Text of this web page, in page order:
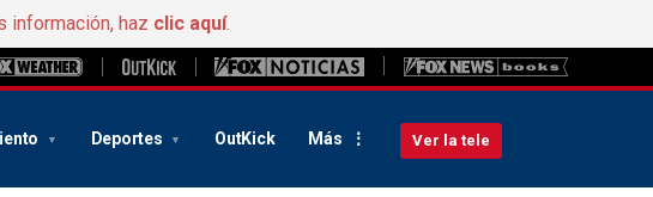
información, haz clic aquí.
Deportes OutKick Más Ver la tele